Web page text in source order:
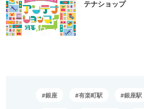
テナショップ
銀座 有楽町駅 銀座駅